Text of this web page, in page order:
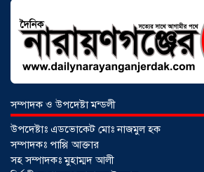
সম্পাদক ও উপদেষ্টা মন্ডলী
উপদেষ্টাঃ এডভোকেট মোঃ নাজমুল হক
সম্পাদকঃ পাপ্পি আক্তার
সহ সম্পাদকঃ মুহাম্মদ আলী